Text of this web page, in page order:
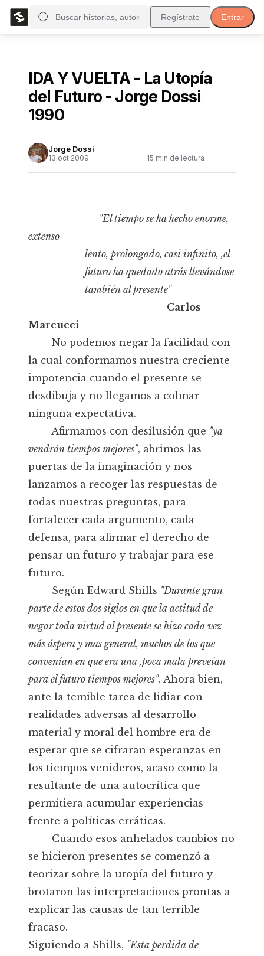
Regístrate Entrar
IDA Y VUELTA - La Utopía
del Futuro - Jorge Dossi
1990
Jorge Dossi
13 oct 2009 15 min de lectura
"El tiempo se ha hecho enorme,
extenso
lento, prolongado, casi infinito, ‚el
futuro ha quedado atrás llevándose
también al presente"
Carlos
Marcucci
No podemos negar la facilidad con
la cual conformamos nuestra creciente
impotencia cuando el presente se
desdibuja y no llegamos a colmar
ninguna expectativa.
Afirmamos con desilusión que "ya
vendrán tiempos mejores", abrimos las
puertas de la imaginación y nos
lanzamos a recoger las respuestas de
todas nuestras preguntas, para
fortalecer cada argumento, cada
defensa, para afirmar el derecho de
pensar un futuro y trabajar para ese
futuro.
Según Edward Shills "Durante gran
parte de estos dos siglos en que la actitud de
negar toda virtud al presente se hizo cada vez
más áspera y mas general, muchos de los que
convenían en que era una ‚poca mala preveían
para el futuro tiempos mejores". Ahora bien,
ante la temible tarea de lidiar con
realidades adversas al desarrollo
material y moral del hombre era de
esperar que se cifraran esperanzas en
los tiempos venideros, acaso como la
resultante de una autocrítica que
permitiera acumular experiencias
frente a políticas erráticas.
Cuando esos anhelados cambios no
se hicieron presentes se comenzó a
teorizar sobre la utopía del futuro y
brotaron las interpretaciones prontas a
explicar las causas de tan terrible
fracaso.
Siguiendo a Shills, "Esta perdida de